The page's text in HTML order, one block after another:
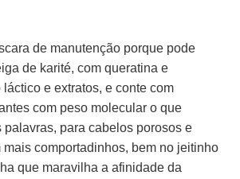
de manutenção porque pode
de karité, com queratina e
e extratos, e conte com
com peso molecular o que
palavras, para cabelos porosos e
mais comportadinhos, bem no jeitinho
que maravilha a afinidade da